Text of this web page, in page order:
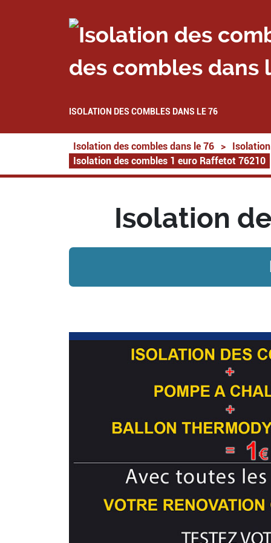
des combles dans
ISOLATION DES COMBLES DANS LE 76
Isolation des combles dans le 76 >
Isolation des combles 1 euro Raffetot 76210
Isolation